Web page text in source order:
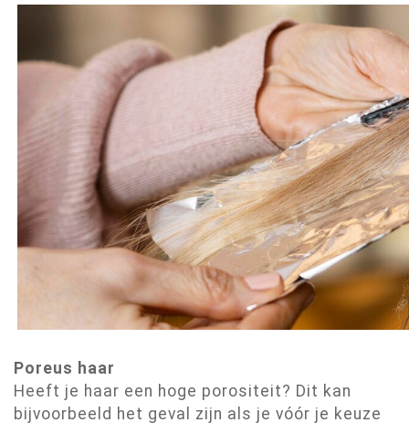
Poreus haar
Heeft je haar een hoge porositeit? Dit kan
bijvoorbeeld het geval zijn als je vóór je keuze